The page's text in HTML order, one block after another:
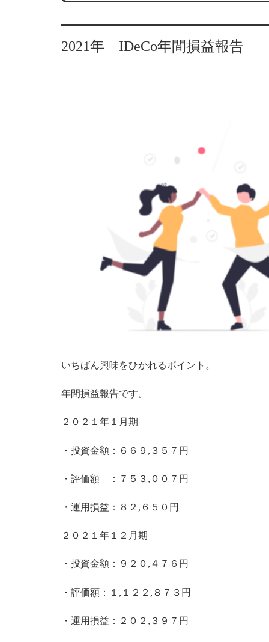
2021年 IDeCo年間損益報告
いちばん興味をひかれるポイント。
年間損益報告です。
２０２１年１月期
・投資金額：６６９,３５７円
・評価額 ：７５３,００７円
・運用損益：８２,６５０円
２０２１年１２月期
・投資金額：９２０,４７６円
・評価額：１,１２２,８７３円
・運用損益：２０２,３９７円